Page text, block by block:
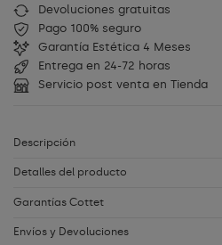
Devoluciones gratuitas
Pago 100% seguro
Garantía Estética 4 Meses
Entrega en 24-72 horas
Servicio post venta en Tienda
Descripción
Detalles del producto
Garantías Cottet
Envíos y Devoluciones